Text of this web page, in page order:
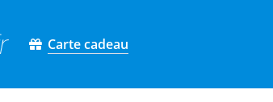
Carte cadeau